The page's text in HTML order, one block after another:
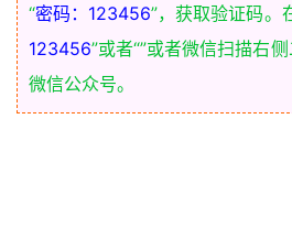
“密码：123456”，获取验证码。
123456”或者“”或者微信扫描右
微信公众号。